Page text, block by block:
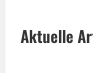
Aktuelle